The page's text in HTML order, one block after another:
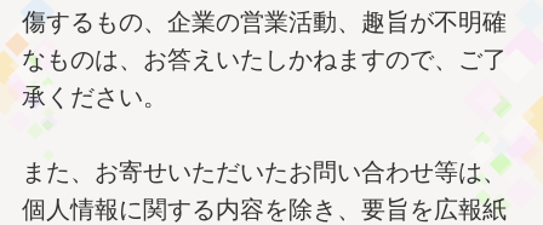
傷するもの、企業の営業活動、趣旨が不明確
なものは、お答えいたしかねますので、ご了
承ください。
また、お寄せいただいたお問い合わせ等は、
個人情報に関する内容を除き、要旨を広報紙